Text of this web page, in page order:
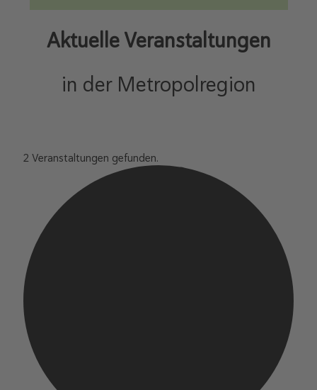
Aktuelle Veranstaltungen
in der Metropolregion
2 Veranstaltungen gefunden.